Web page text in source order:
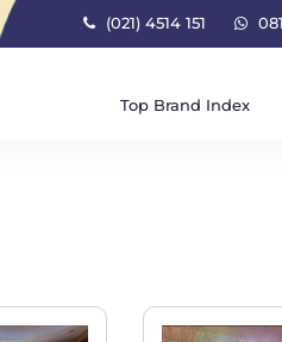
(021) 4514 151
Top Brand Index